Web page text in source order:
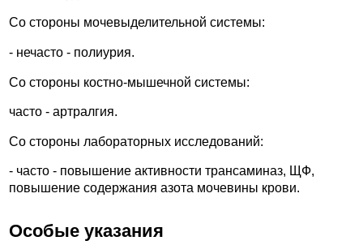
Со стороны мочевыделительной системы:
- нечасто - полиурия.
Со стороны костно-мышечной системы:
часто - артралгия.
Со стороны лабораторных исследований:
- часто - повышение активности трансаминаз, ЩФ,
повышение содержания азота мочевины крови.
Особые указания